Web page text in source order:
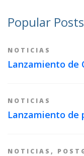
Popular Posts
NOTICIAS
Lanzamiento de
NOTICIAS
Lanzamiento de
NOTICIAS ,